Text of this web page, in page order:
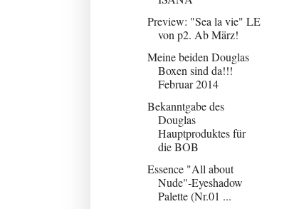
Preview: "Sea la vie" LE
von p2. Ab März!
Meine beiden Douglas
Boxen sind da!!!
Februar 2014
Bekanntgabe des
Douglas
Hauptproduktes für
die BOB
Essence "All about
Nude"-Eyeshadow
Palette (Nr.01 ...